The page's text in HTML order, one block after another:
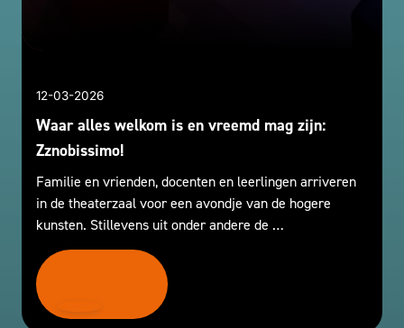
12-03-2026
Waar alles welkom is en vreemd mag zijn:
Zznobissimo!
Familie en vrienden, docenten en leerlingen arriveren
in de theaterzaal voor een avondje van de hogere
kunsten. Stillevens uit onder andere de …